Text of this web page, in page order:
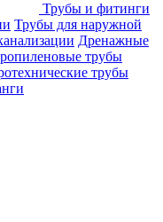
Трубы и фитинги
Трубы для наружной
Дренажные
трубы
трубы